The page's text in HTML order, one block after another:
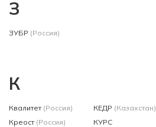
З
ЗУБР (Россия)
К
Квалитет (Россия)
Креост (Россия)
КЕДР (Казахстан)
КУРС